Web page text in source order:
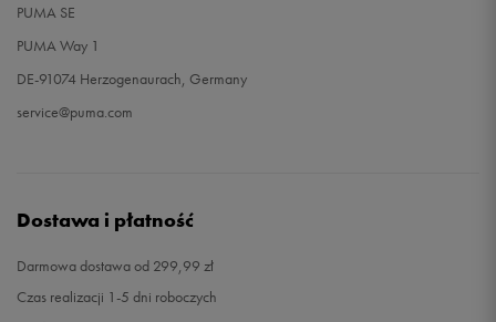
PUMA SE
PUMA Way 1
DE-91074 Herzogenaurach, Germany
service@puma.com
Dostawa i płatność
Darmowa dostawa od 299,99 zł
Czas realizacji 1-5 dni roboczych